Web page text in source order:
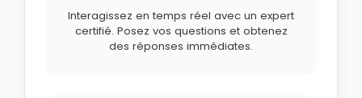
Interagissez en temps réel avec un expert
certifié. Posez vos questions et obtenez
des réponses immédiates.